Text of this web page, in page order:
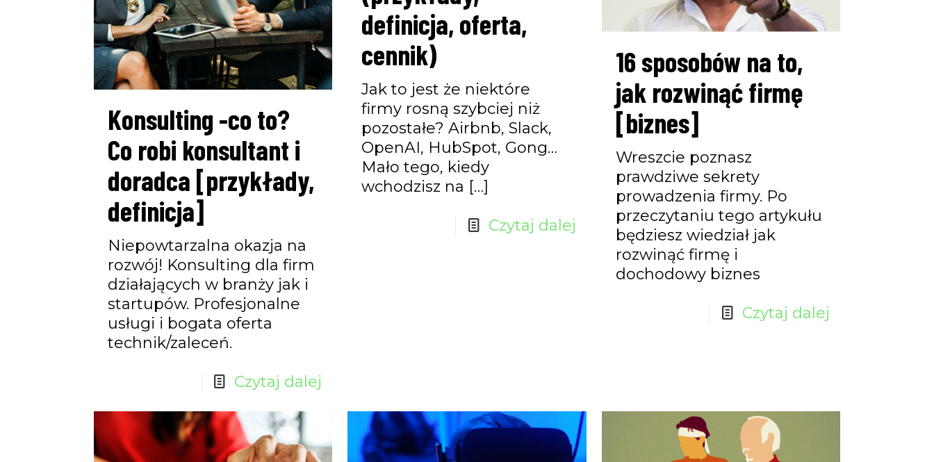
Konsulting -co to?
Co robi konsultant i
doradca [przykłady,
definicja]
Niepowtarzalna okazja na
rozwój! Konsulting dla firm
działających w branży jak i
startupów. Profesjonalne
usługi i bogata oferta
technik/zaleceń.
Czytaj dalej
definicja, oferta,
cennik)
Jak to jest że niektóre
firmy rosną szybciej niż
pozostałe? Airbnb, Slack,
OpenAI, HubSpot, Gong…
Mało tego, kiedy
wchodzisz na […]
Czytaj dalej
16 sposobów na to,
jak rozwinąć firmę
[biznes]
Wreszcie poznasz
prawdziwe sekrety
prowadzenia firmy. Po
przeczytaniu tego artykułu
będziesz wiedział jak
rozwinąć firmę i
dochodowy biznes
Czytaj dalej